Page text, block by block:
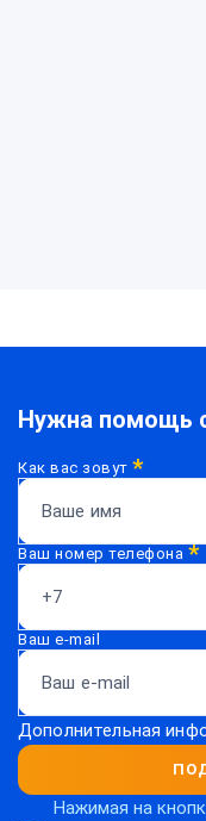
Нужна помощь
Как вас зовут*
Ваш номер телефона *
Ваш e-mail
Дополнительная
Нажимая на